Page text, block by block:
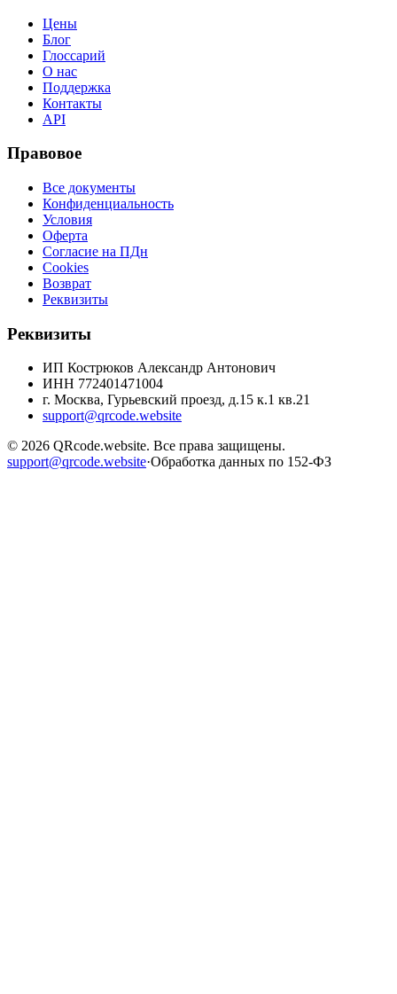
Цены
Блог
Глоссарий
О нас
Поддержка
Контакты
API
Правовое
Все документы
Конфиденциальность
Условия
Оферта
Согласие на ПДн
Cookies
Возврат
Реквизиты
Реквизиты
ИП Кострюков Александр Антонович
ИНН 772401471004
г. Москва, Гурьевский проезд, д.15 к.1 кв.21
support@qrcode.website
© 2026 QRcode.website. Все права защищены.
support@qrcode.website·Обработка данных по 152-ФЗ